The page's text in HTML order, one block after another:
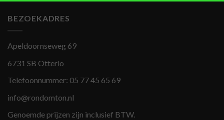
BEZOEKADRES
Apeldoornseweg 69
6731 SB Otterlo
Telefoonnummer: 05 77 45 65 69
info@rondomton.nl
Genoemde prijzen zijn inclusief BTW.